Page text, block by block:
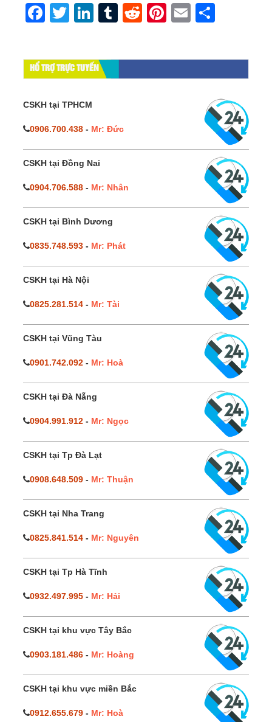
Facebook
Twitter
LinkedIn
Tumblr
RedditPinterest
Email
HỔ TRỢ TRỰC TUYẾN
CSKH tại TPHCM
0906.700.438 - Mr: Đức
CSKH tại Đồng Nai
0904.706.588 - Mr: Nhân
CSKH tại Bình Dương
0835.748.593 - Mr: Phát
CSKH tại Hà Nội
0825.281.514 - Mr: Tài
CSKH tại Vũng Tàu
0901.742.092 - Mr: Hoà
CSKH tại Đà Nẵng
0904.991.912 - Mr: Ngọc
CSKH tại Tp Đà Lạt
0908.648.509 - Mr: Thuận
CSKH tại Nha Trang
0825.841.514 - Mr: Nguyên
CSKH tại Tp Hà Tĩnh
0932.497.995 - Mr: Hải
CSKH tại khu vực Tây Bắc
0903.181.486 - Mr: Hoàng
CSKH tại khu vực miền Bắc
0912.655.679 - Mr: Hoà